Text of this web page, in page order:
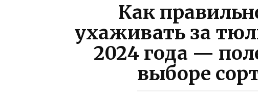
Как
ухаживать за
2024 года —
выборе